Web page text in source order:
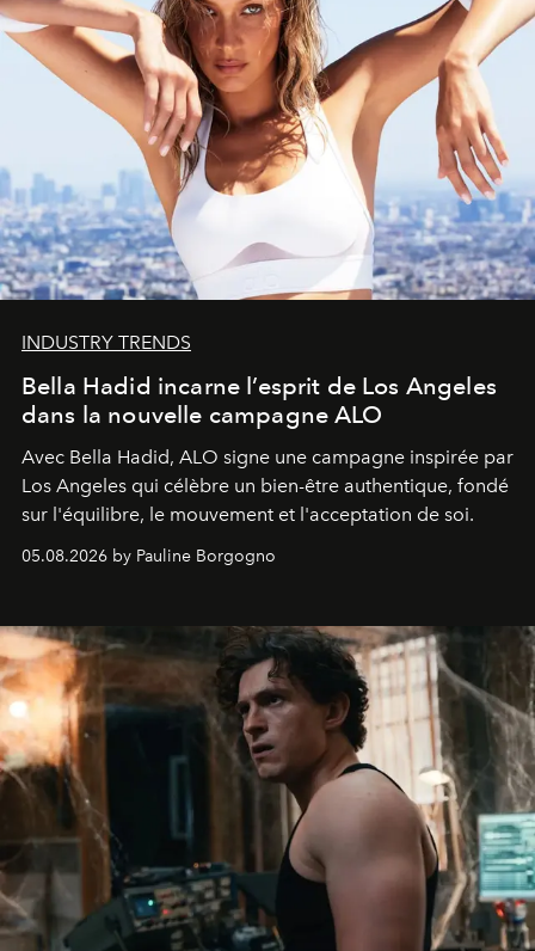
INDUSTRY TRENDS
Bella Hadid incarne l’esprit de Los Angeles
dans la nouvelle campagne ALO
Avec Bella Hadid, ALO signe une campagne inspirée par
Los Angeles qui célèbre un bien-être authentique, fondé
sur l'équilibre, le mouvement et l'acceptation de soi.
05.08.2026 by Pauline Borgogno